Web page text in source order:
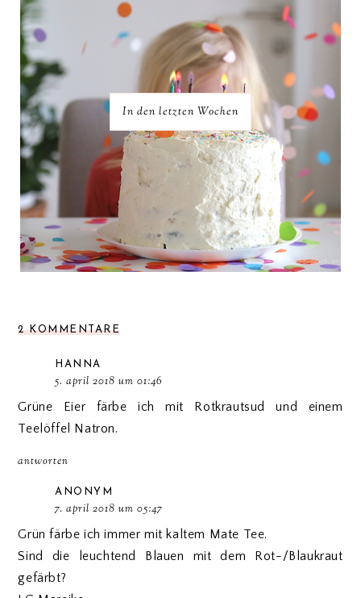
In den letzten Wochen
2 KOMMENTARE
HANNA
5. april 2018 um 01:46
Grüne Eier färbe ich mit Rotkrautsud und einem
Teelöffel Natron.
antworten
ANONYM
7. april 2018 um 05:47
Grün färbe ich immer mit kaltem Mate Tee.
Sind die leuchtend Blauen mit dem Rot-/Blaukraut
gefärbt?